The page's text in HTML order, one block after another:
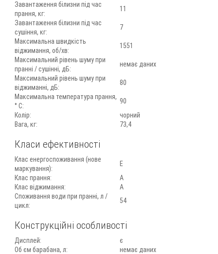
Завантаження білизни під час
прання, кг:
11
Завантаження білизни під час
сушіння, кг:
7
Максимальна швидкість
віджимання, об/хв:
1551
Максимальний рівень шуму при
пранні / сушінні, дБ:
немає даних
Максимальний рівень шуму при
віджиманні, дБ:
80
Максимальна температура прання,
° C:
90
Колір:
чорний
Вага, кг:
73,4
Класи ефективності
Клас енергоспоживання (нове
маркування):
Е
Клас прання:
А
Клас віджимання:
А
Споживання води при пранні, л /
цикл:
54
Конструкційні особливості
Дисплей:
є
Об єм барабана, л:
немає даних